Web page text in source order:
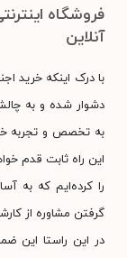
فروشگاه
آنلاین
با درک اینکه خرید
دشوار شده و به
به تخصص و تجربه
این راه ثابت قدم
را کرده‌ایم که به
گرفتن مشاوره از
در این راستا این